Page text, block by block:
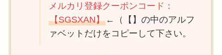
メルカリ登録クーポンコード：
【SGSXAN】 ←（【】の中のアルフ
ァベットだけをコピーして下さい。